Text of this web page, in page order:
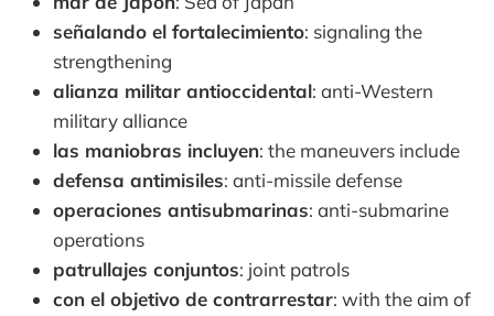
señalando el fortalecimiento: signaling the
strengthening
alianza militar antioccidental: anti-Western
military alliance
las maniobras incluyen: the maneuvers include
defensa antimisiles: anti-missile defense
operaciones antisubmarinas: anti-submarine
operations
patrullajes conjuntos: joint patrols
con el objetivo de contrarrestar: with the aim of